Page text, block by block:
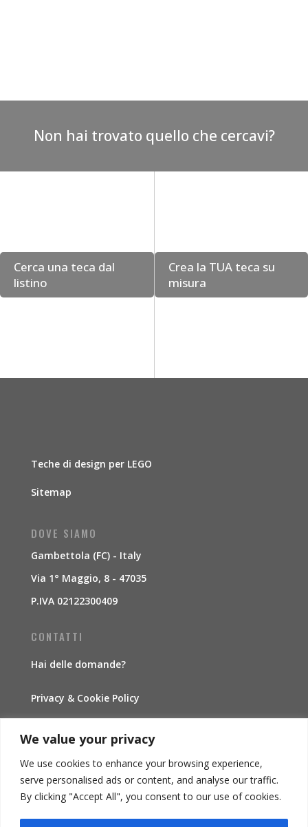
We value your privacy
We use cookies to enhance your browsing experience,
serve personalised ads or content, and analyse our traffic.
By clicking "Accept All", you consent to our use of cookies.
Non hai trovato quello che cercavi?
Cerca una teca dal
listino
Crea la TUA teca su
misura
Teche di design per LEGO
Sitemap
DOVE SIAMO
Gambettola (FC) - Italy
Via 1° Maggio, 8 - 47035
P.IVA 02122300409
CONTATTI
Hai delle domande?
Privacy & Cookie Policy
Traccia la spedizione
INFORMAZIONI
Condizioni di vendita